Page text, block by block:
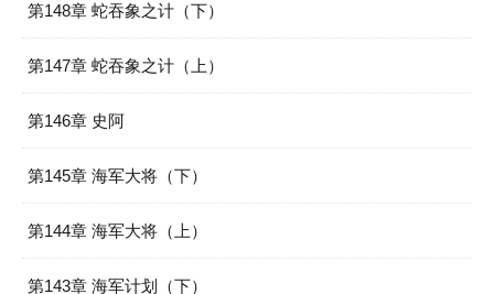
第148章 蛇吞象之计（下）
第147章 蛇吞象之计（上）
第146章 史阿
第145章 海军大将（下）
第144章 海军大将（上）
第143章 海军计划（下）